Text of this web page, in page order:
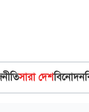
সারা দেশবিনোদন